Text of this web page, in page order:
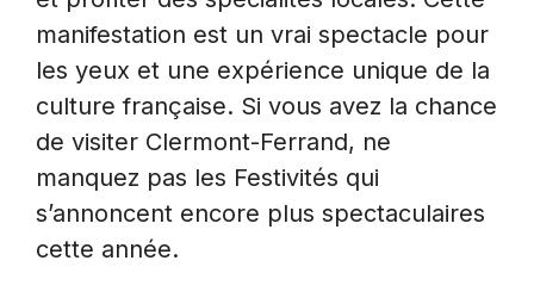
manifestation est un vrai spectacle pour
les yeux et une expérience unique de la
culture française. Si vous avez la chance
de visiter Clermont-Ferrand, ne
manquez pas les Festivités qui
s’annoncent encore plus spectaculaires
cette année.